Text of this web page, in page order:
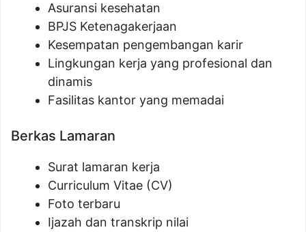
Asuransi kesehatan
BPJS Ketenagakerjaan
Kesempatan pengembangan karir
Lingkungan kerja yang profesional dan
dinamis
Fasilitas kantor yang memadai
Berkas Lamaran
Surat lamaran kerja
Curriculum Vitae (CV)
Foto terbaru
Ijazah dan transkrip nilai